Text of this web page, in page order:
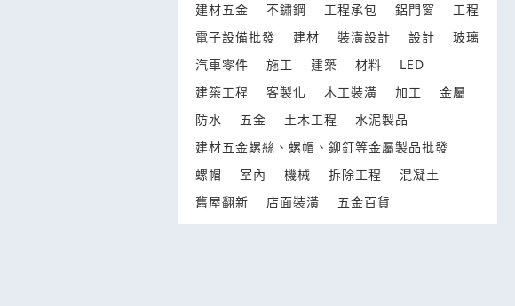
建材五金
不鏽鋼 工程承包 鋁門窗
工程
電子設備批發
建材 裝潢設計 設計
玻璃
汽車零件
施工 建築 材料
LED
建築工程
客製化 木工裝潢 加工
金屬
防水
五金 土木工程
水泥製品
建材五金螺絲、螺帽、鉚釘等金屬製品批發
螺帽
室內 機械 拆除工程
混凝土
舊屋翻新
店面裝潢 五金百貨